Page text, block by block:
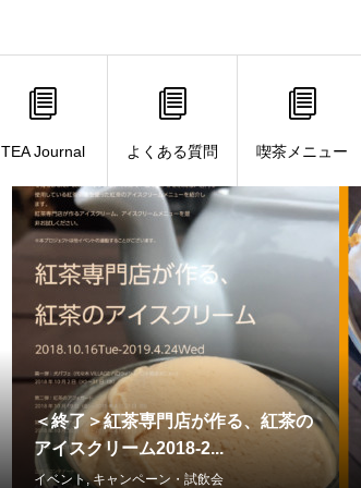
TEA Journal よくある質問 喫茶メニュー
＜終了＞紅茶専門店が作る、紅茶の
アイスクリーム2018-2...
イベント,キャンペーン・試飲会